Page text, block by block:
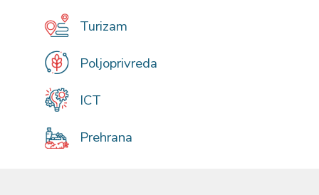
Turizam
Poljoprivreda
ICT
Prehrana